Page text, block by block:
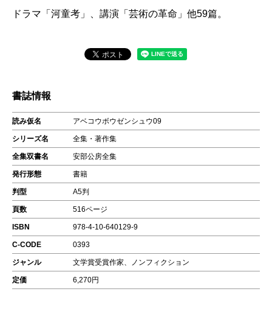
ドラマ「河童考」、講演「芸術の革命」他59篇。
書誌情報
読み仮名 アベコウボウゼンシュウ09
シリーズ名 全集・著作集
全集双書名 安部公房全集
発行形態 書籍
判型 A5判
頁数 516ページ
ISBN 978-4-10-640129-9
C-CODE 0393
ジャンル 文学賞受賞作家、ノンフィクション
定価 6,270円